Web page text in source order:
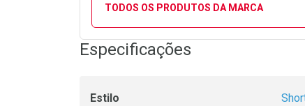
TODOS OS PRODUTOS DA MARCA
Especificações
Estilo